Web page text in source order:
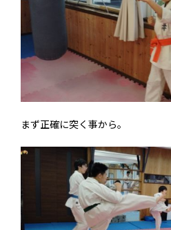
まず正確に突く事から。